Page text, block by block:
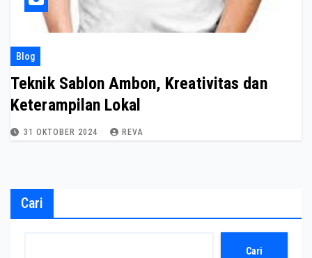
Blog
Teknik Sablon Ambon, Kreativitas dan
Keterampilan Lokal
31 OKTOBER 2024 REVA
Cari
Cari